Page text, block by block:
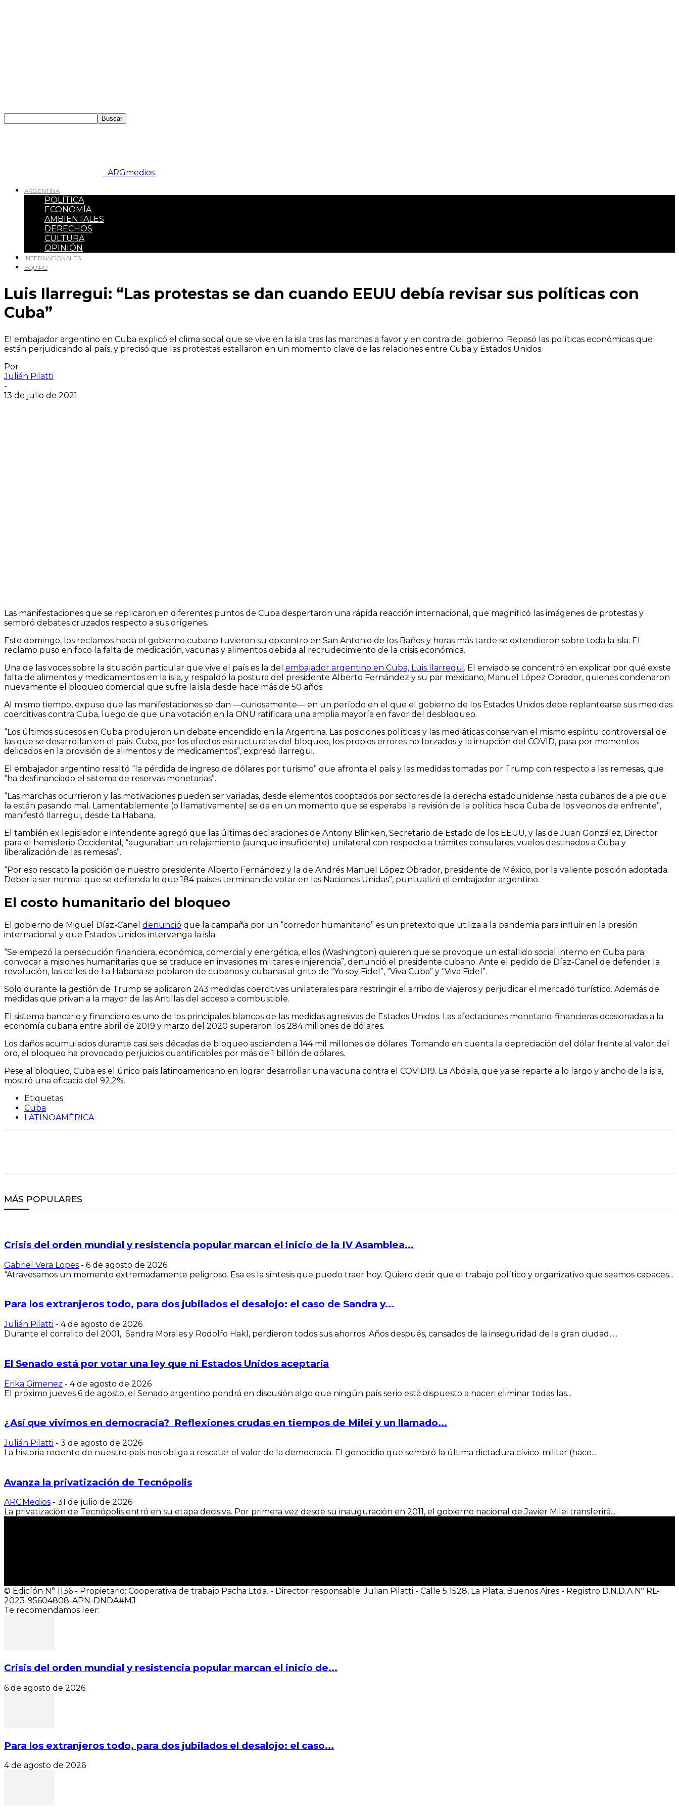
ARGmedios
ARGENTINA
POLÍTICA
ECONOMÍA
AMBIENTALES
DERECHOS
CULTURA
OPINIÓN
INTERNACIONALES
EQUIPO
Luis Ilarregui: “Las protestas se dan cuando EEUU debía revisar sus políticas con
Cuba”
El embajador argentino en Cuba explicó el clima social que se vive en la isla tras las marchas a favor y en contra del gobierno. Repasó las políticas económicas que
están perjudicando al país, y precisó que las protestas estallaron en un momento clave de las relaciones entre Cuba y Estados Unidos.
Por
Julián Pilatti
-
13 de julio de 2021
Las manifestaciones que se replicaron en diferentes puntos de Cuba despertaron una rápida reacción internacional, que magnificó las imágenes de protestas y
sembró debates cruzados respecto a sus orígenes.
Este domingo, los reclamos hacia el gobierno cubano tuvieron su epicentro en San Antonio de los Baños y horas más tarde se extendieron sobre toda la isla. El
reclamo puso en foco la falta de medicación, vacunas y alimentos debida al recrudecimiento de la crisis económica.
Una de las voces sobre la situación particular que vive el país es la del embajador argentino en Cuba, Luis Ilarregui. El enviado se concentró en explicar por qué existe
falta de alimentos y medicamentos en la isla, y respaldó la postura del presidente Alberto Fernández y su par mexicano, Manuel López Obrador, quienes condenaron
nuevamente el bloqueo comercial que sufre la isla desde hace más de 50 años.
Al mismo tiempo, expuso que las manifestaciones se dan —curiosamente— en un período en el que el gobierno de los Estados Unidos debe replantearse sus medidas
coercitivas contra Cuba, luego de que una votación en la ONU ratificara una amplia mayoría en favor del desbloqueo.
“Los últimos sucesos en Cuba produjeron un debate encendido en la Argentina. Las posiciones políticas y las mediáticas conservan el mismo espíritu controversial de
las que se desarrollan en el país. Cuba, por los efectos estructurales del bloqueo, los propios errores no forzados y la irrupción del COVID, pasa por momentos
delicados en la provisión de alimentos y de medicamentos”, expresó Ilarregui.
El embajador argentino resaltó “la pérdida de ingreso de dólares por turismo” que afronta el país y las medidas tomadas por Trump con respecto a las remesas, que
“ha desfinanciado el sistema de reservas monetarias”.
“Las marchas ocurrieron y las motivaciones pueden ser variadas, desde elementos cooptados por sectores de la derecha estadounidense hasta cubanos de a pie que
la están pasando mal. Lamentablemente (o llamativamente) se da en un momento que se esperaba la revisión de la política hacia Cuba de los vecinos de enfrente”,
manifestó Ilarregui, desde La Habana.
El también ex legislador e intendente agregó que las últimas declaraciones de Antony Blinken, Secretario de Estado de los EEUU, y las de Juan González, Director
para el hemisferio Occidental, “auguraban un relajamiento (aunque insuficiente) unilateral con respecto a trámites consulares, vuelos destinados a Cuba y
liberalización de las remesas”.
“Por eso rescato la posición de nuestro presidente Alberto Fernández y la de Andrés Manuel López Obrador, presidente de México, por la valiente posición adoptada.
Debería ser normal que se defienda lo que 184 países terminan de votar en las Naciones Unidas”, puntualizó el embajador argentino.
El costo humanitario del bloqueo
El gobierno de Miguel Díaz-Canel denunció que la campaña por un “corredor humanitario” es un pretexto que utiliza a la pandemia para influir en la presión
internacional y que Estados Unidos intervenga la isla.
“Se empezó la persecución financiera, económica, comercial y energética, ellos (Washington) quieren que se provoque un estallido social interno en Cuba para
convocar a misiones humanitarias que se traduce en invasiones militares e injerencia”, denunció el presidente cubano. Ante el pedido de Díaz-Canel de defender la
revolución, las calles de La Habana se poblaron de cubanos y cubanas al grito de “Yo soy Fidel”, “Viva Cuba” y “Viva Fidel”.
Solo durante la gestión de Trump se aplicaron 243 medidas coercitivas unilaterales para restringir el arribo de viajeros y perjudicar el mercado turístico. Además de
medidas que privan a la mayor de las Antillas del acceso a combustible.
El sistema bancario y financiero es uno de los principales blancos de las medidas agresivas de Estados Unidos. Las afectaciones monetario-financieras ocasionadas a la
economía cubana entre abril de 2019 y marzo del 2020 superaron los 284 millones de dólares.
Los daños acumulados durante casi seis décadas de bloqueo ascienden a 144 mil millones de dólares. Tomando en cuenta la depreciación del dólar frente al valor del
oro, el bloqueo ha provocado perjuicios cuantificables por más de 1 billón de dólares.
Pese al bloqueo, Cuba es el único país latinoamericano en lograr desarrollar una vacuna contra el COVID19. La Abdala, que ya se reparte a lo largo y ancho de la isla,
mostró una eficacia del 92,2%.
Etiquetas
Cuba
LATINOAMÉRICA
MÁS POPULARES
Crisis del orden mundial y resistencia popular marcan el inicio de la IV Asamblea...
Gabriel Vera Lopes - 6 de agosto de 2026
“Atravesamos un momento extremadamente peligroso. Esa es la síntesis que puedo traer hoy. Quiero decir que el trabajo político y organizativo que seamos capaces...
Para los extranjeros todo, para dos jubilados el desalojo: el caso de Sandra y...
Julián Pilatti - 4 de agosto de 2026
Durante el corralito del 2001, Sandra Morales y Rodolfo Hakl, perdieron todos sus ahorros. Años después, cansados de la inseguridad de la gran ciudad, ...
El Senado está por votar una ley que ni Estados Unidos aceptaría
Erika Gimenez - 4 de agosto de 2026
El próximo jueves 6 de agosto, el Senado argentino pondrá en discusión algo que ningún país serio está dispuesto a hacer: eliminar todas las...
¿Así que vivimos en democracia? Reflexiones crudas en tiempos de Milei y un llamado...
Julián Pilatti - 3 de agosto de 2026
La historia reciente de nuestro país nos obliga a rescatar el valor de la democracia. El genocidio que sembró la última dictadura cívico-militar (hace...
Avanza la privatización de Tecnópolis
ARGMedios - 31 de julio de 2026
La privatización de Tecnópolis entró en su etapa decisiva. Por primera vez desde su inauguración en 2011, el gobierno nacional de Javier Milei transferirá...
© Edicíón N° 1136 - Propietario: Cooperativa de trabajo Pacha Ltda. - Director responsable: Julian Pilatti - Calle 5 1528, La Plata, Buenos Aires - Registro D.N.D.A Nº RL-
2023-95604808-APN-DNDA#MJ
Te recomendamos leer:
Crisis del orden mundial y resistencia popular marcan el inicio de...
6 de agosto de 2026
Para los extranjeros todo, para dos jubilados el desalojo: el caso...
4 de agosto de 2026